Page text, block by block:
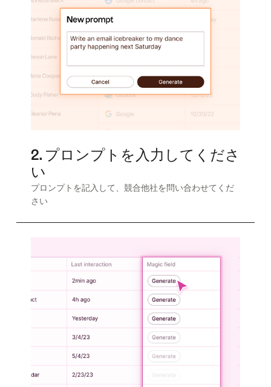
2. プロンプトを入力してくださ
い
プロンプトを記入して、競合他社を問い合わせてくだ
さい